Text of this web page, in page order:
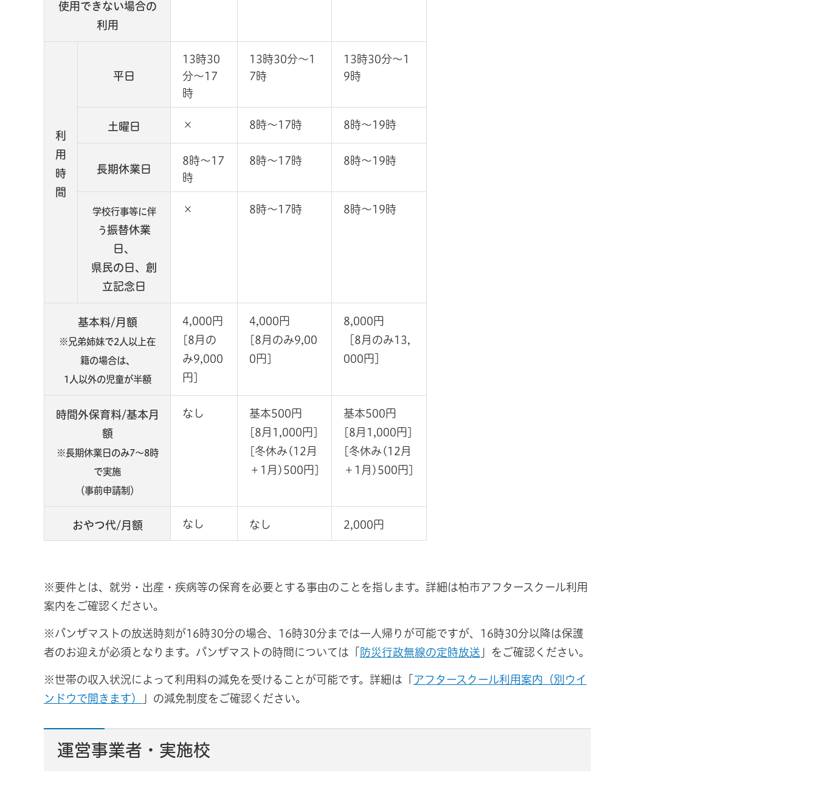
使用できない場合の
利用
利
用
時
間
平日
13時30
分～17
時
13時30分～1
7時
13時30分～1
9時
土曜日 × 8時～17時 8時～19時
長期休業日
8時～17
時
8時～17時 8時～19時
学校行事等に伴
う振替休業
日、
県民の日、創
立記念日
× 8時～17時 8時～19時
基本料/月額
※兄弟姉妹で2人以上在
籍の場合は、
1人以外の児童が半額
4,000円
[8月の
み9,000
円]
4,000円
[8月のみ9,00
0円]
8,000円
［8月のみ13,
000円］
時間外保育料/基本月
額
※長期休業日のみ7～8時
で実施
（事前申請制）
なし
基本500円
[8月1,000円]
[冬休み(12月
＋1月)500円]
基本500円
[8月1,000円]
[冬休み(12月
＋1月)500円]
おやつ代/月額 なし なし 2,000円
※要件とは、就労・出産・疾病等の保育を必要とする事由のことを指します。詳細は柏市アフタースクール利用
案内をご確認ください。
※パンザマストの放送時刻が16時30分の場合、16時30分までは一人帰りが可能ですが、16時30分以降は保護
者のお迎えが必須となります。パンザマストの時間については「
防災行政無線の定時放送 」をご確認ください。
※世帯の収入状況によって利用料の減免を受けることが可能です。詳細は「
アフタースクール利用案内（別ウイ
ンドウで開きます）
」の減免制度をご確認ください。
運営事業者・実施校